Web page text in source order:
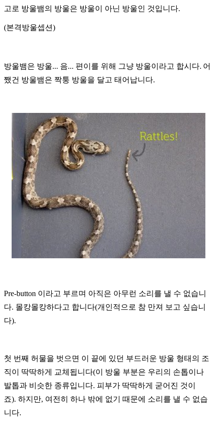
고로 방울뱀의 방울은 방울이 아닌 방울인 것입니다.
(본격방울셉션)
방울뱀은 방울... 음... 편이를 위해 그냥 방울이라고 합시다. 어
쨌건 방울뱀은 짝퉁 방울을 달고 태어납니다.
Pre-button 이라고 부르며 아직은 아무런 소리를 낼 수 없습니
다. 몰캉몰캉하다고 합니다(개인적으로 참 만져 보고 싶습니
다).
첫 번째 허물을 벗으면 이 끝에 있던 부드러운 방울 형태의 조
직이 딱딱하게 교체됩니다(이 방울 부분은 우리의 손톱이나
발톱과 비슷한 종류입니다. 피부가 딱딱하게 굳어진 것이
죠). 하지만, 여전히 하나 밖에 없기 때문에 소리를 낼 수 없습
니다.